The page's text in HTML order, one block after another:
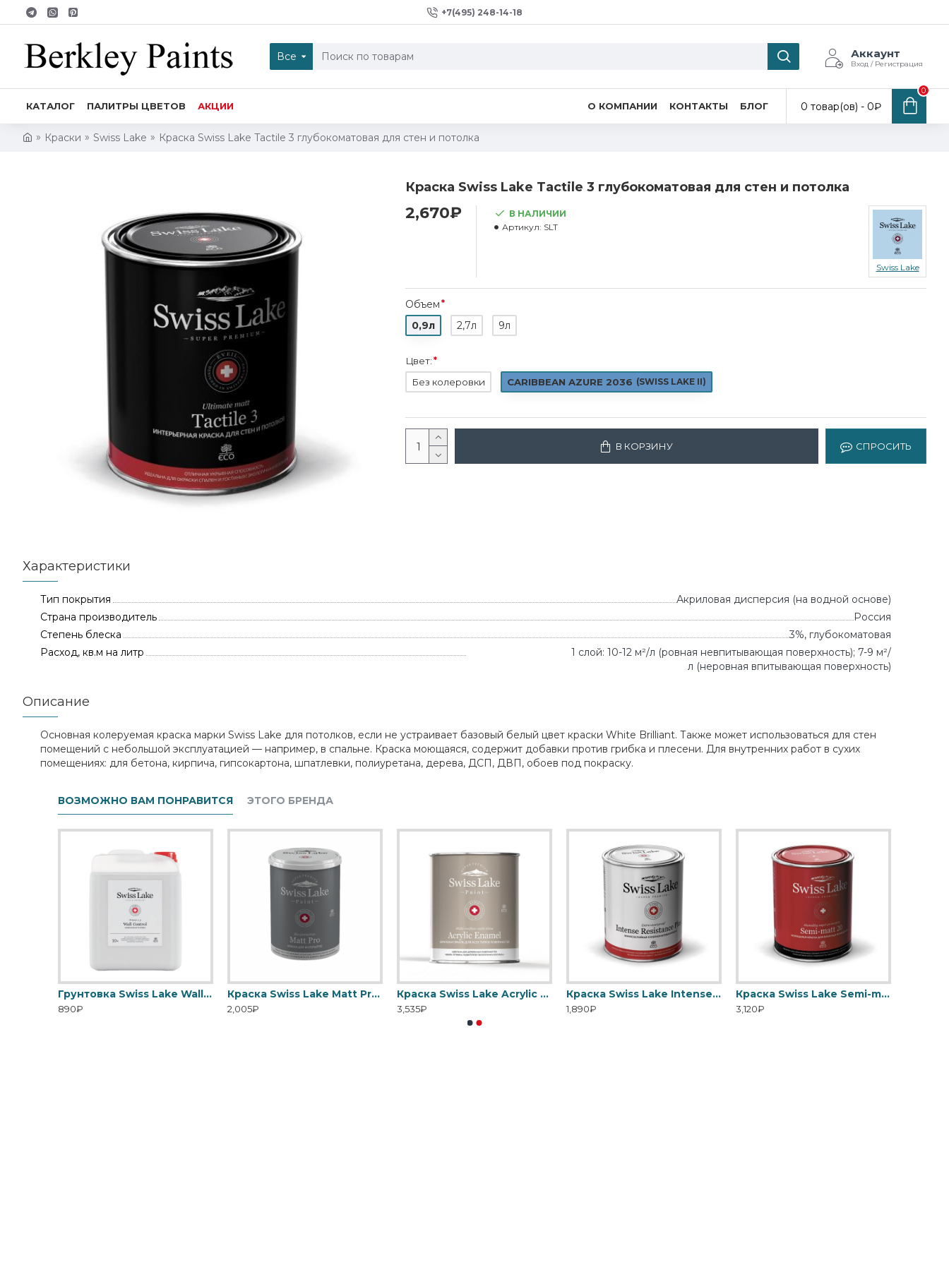
+7(495) 248-14-18
Все Аккаунт
Вход / Регистрация
КАТАЛОГ ПАЛИТРЫ ЦВЕТОВ АКЦИИ О КОМПАНИИ КОНТАКТЫ БЛОГ 0 товар(ов) - 0₽
0
Краски Swiss Lake Краска Swiss Lake Tactile 3 глубокоматовая для стен и потолка
Краска Swiss Lake Tactile 3 глубокоматовая для стен и потолка
2,670₽
В НАЛИЧИИ
Артикул: SLT
Swiss Lake
Объем
0,9л
2,7л 9л
Цвет:
Без колеровки
CARIBBEAN AZURE 2036 (SWISS LAKE II)
В КОРЗИНУ СПРОСИТЬ
Характеристики
Тип покрытия
Акриловая дисперсия (на водной основе)
Страна производитель
Россия
Степень блеска
3%, глубокоматовая
Расход, кв.м на литр
1 слой: 10-12 м²/л (ровная невпитывающая поверхность); 7-9 м²/
л (неровная впитывающая поверхность)
Описание
Основная колеруемая краска марки Swiss Lake для потолков, если не устраивает базовый белый цвет краски White Brilliant. Также может использоваться для стен
помещений с небольшой эксплуатацией — например, в спальне. Краска моющаяся, содержит добавки против грибка и плесени. Для внутренних работ в сухих
помещениях: для бетона, кирпича, гипсокартона, шпатлевки, полиуретана, дерева, ДСП, ДВП, обоев под покраску.
ВОЗМОЖНО ВАМ ПОНРАВИТСЯ ЭТОГО БРЕНДА
Грунтовка Swiss Lake Wall Control универсальная для стен
890₽
Краска Swiss Lake Matt Pro - Матовая водно-дисперсионная
2,005₽
Краска Swiss Lake Acrylic Enamel - Эмаль на водной основе для дерева
3,535₽
Краска Swiss Lake Intense Resistance Plus антивандальная для стен и потолка
1,890₽
Краска Swiss Lake Semi-matt 20 для ванной и кухни
3,120₽